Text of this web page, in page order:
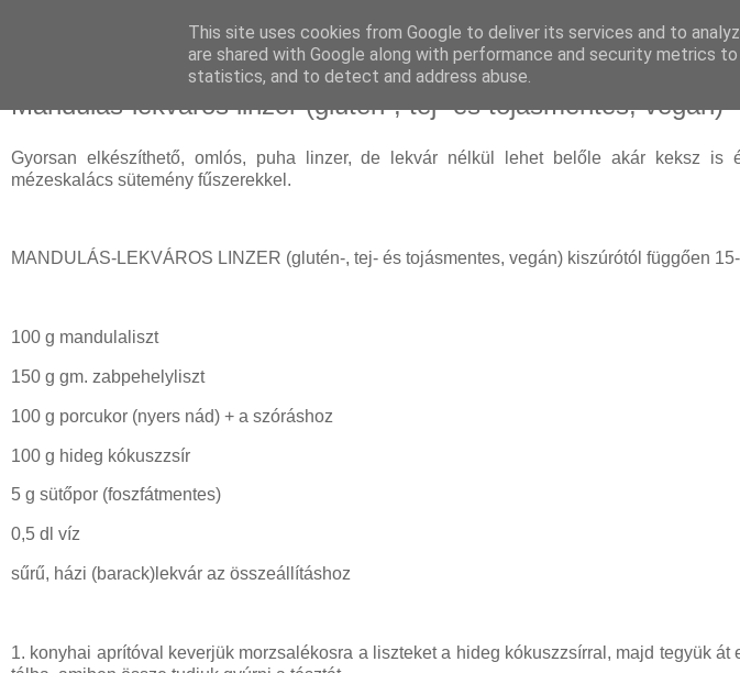
hétfő, november 21, 2022
Mandulás-lekváros linzer (glutén-, tej- és tojásmentes, vegán)
Gyorsan elkészíthető, omlós, puha linzer, de lekvár nélkül lehet belőle akár keksz is
mézeskalács sütemény fűszerekkel.
MANDULÁS-LEKVÁROS LINZER (glutén-, tej- és tojásmentes, vegán) kiszúrótól függően
100 g mandulaliszt
150 g gm. zabpehelyliszt
100 g porcukor (nyers nád) + a szóráshoz
100 g hideg kókuszzsír
5 g sütőpor (foszfátmentes)
0,5 dl víz
sűrű, házi (barack)lekvár az összeállításhoz
1. konyhai aprítóval keverjük morzsalékosra a liszteket a hideg kókuszzsírral, majd tegyük át
This site uses cookies from Google to deliver its services and to
are shared with Google along with performance and security metrics
statistics, and to detect and address abuse.